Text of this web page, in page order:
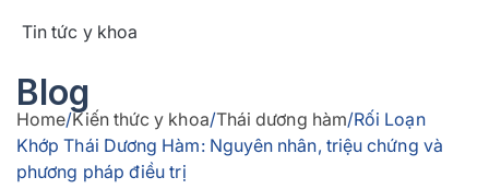
Tin tức y khoa
Blog
Home/Kiến thức y khoa/Thái dương hàm/Rối Loạn
Khớp Thái Dương Hàm: Nguyên nhân, triệu chứng và
phương pháp điều trị